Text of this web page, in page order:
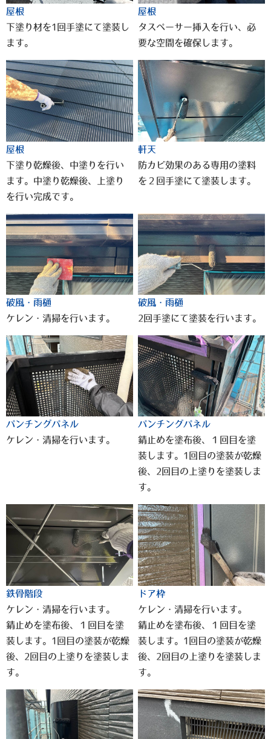
屋根
下塗り材を1回手塗にて塗装し
ます。
屋根
タスペーサー挿入を行い、必
要な空間を確保します。
屋根
下塗り乾燥後、中塗りを行い
ます。中塗り乾燥後、上塗り
を行い完成です。
軒天
防カビ効果のある専用の塗料
を２回手塗にて塗装します。
破風・雨樋
ケレン・清掃を行います。
破風・雨樋
2回手塗にて塗装を行います。
パンチングパネル
ケレン・清掃を行います。
パンチングパネル
錆止めを塗布後、１回目を塗
装します。1回目の塗装が乾燥
後、2回目の上塗りを塗装しま
す。
鉄骨階段
ケレン・清掃を行います。
錆止めを塗布後、１回目を塗
装します。1回目の塗装が乾燥
後、2回目の上塗りを塗装しま
す。
ドア枠
ケレン・清掃を行います。
錆止めを塗布後、１回目を塗
装します。1回目の塗装が乾燥
後、2回目の上塗りを塗装しま
す。